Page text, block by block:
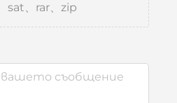
sat、rar、zip